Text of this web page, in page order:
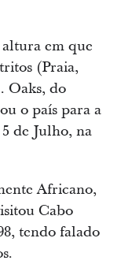
em que
(Praia,
Oaks, do
o país para a
de Julho, na
Africano,
Cabo
tendo falado